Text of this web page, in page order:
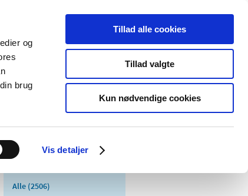
og
brug
Vis detaljer
Tillad alle cookies
Tillad valgte
Kun nødvendige cookies
Særlige
produktområder
Alle (2506)